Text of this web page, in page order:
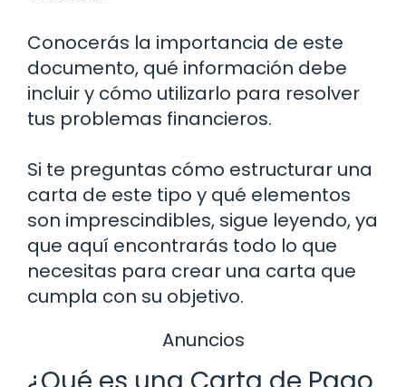
Conocerás la importancia de este
documento, qué información debe
incluir y cómo utilizarlo para resolver
tus problemas financieros.
Si te preguntas cómo estructurar una
carta de este tipo y qué elementos
son imprescindibles, sigue leyendo, ya
que aquí encontrarás todo lo que
necesitas para crear una carta que
cumpla con su objetivo.
Anuncios